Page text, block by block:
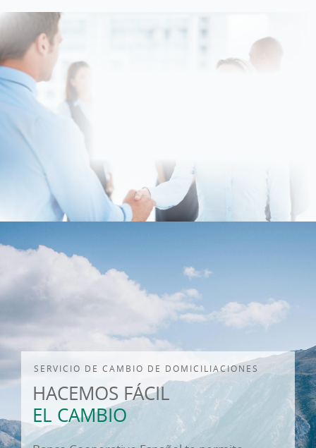
SERVICIO DE CAMBIO DE DOMICILIACIONES
HACEMOS FÁCIL
EL CAMBIO